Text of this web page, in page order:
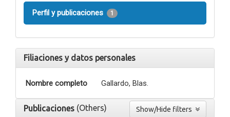
Perfil y publicaciones 1
Filiaciones y datos personales
Nombre completo Gallardo, Blas.
Publicaciones (Others)